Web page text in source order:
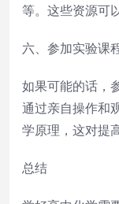
等。这些资源可
六、参加实验课
如果可能的话，
通过亲自操作和
学原理，这对提
总结